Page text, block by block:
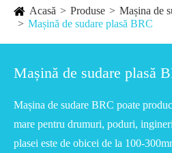
Acasă Produse
Mașina de
Mașină de sudare plasă BRC
Mașină de sudare plasă
Mașina de sudare BRC poate
mare pentru drumuri, poduri,
plasei este de obicei de la 100-